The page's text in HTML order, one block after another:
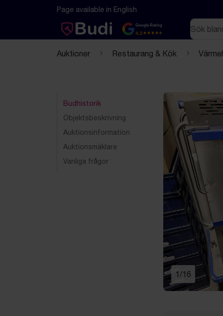
Hoppa till innehåll
Textbaserad (markdown) version av denna sida
Page available in English
Google Rating
4.5
Sök
Auktioner Restaurang & Kök
Budhistorik
Objektsbeskrivning
Auktionsinformation
Auktionsmäklare
Vanliga frågor
Föregående
1 /16